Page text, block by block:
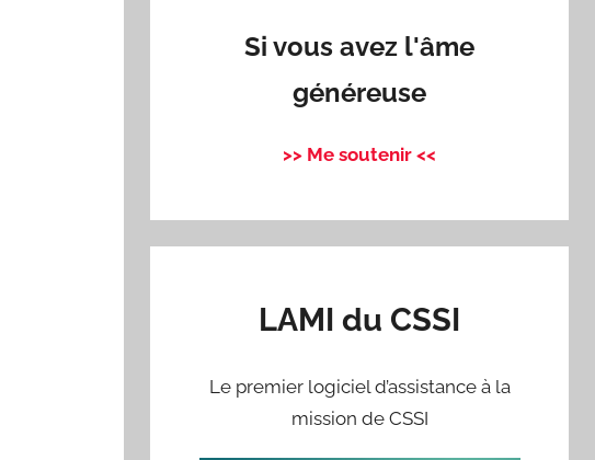
Si vous avez l'âme
généreuse
>> Me soutenir <<
LAMI du CSSI
Le premier logiciel d’assistance à la
mission de CSSI